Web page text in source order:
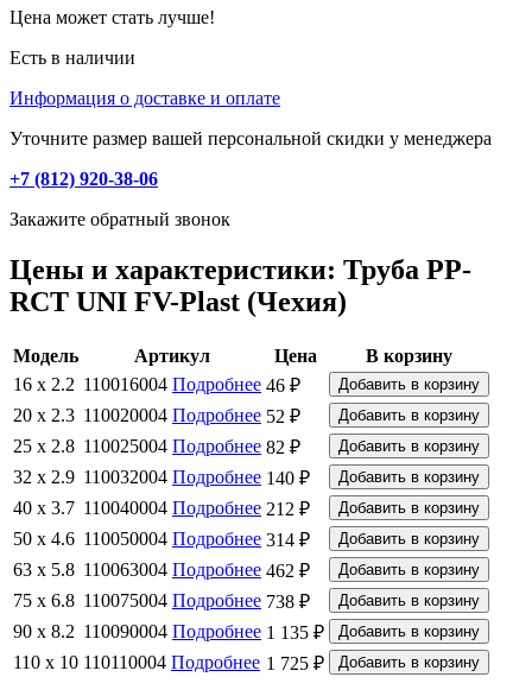
Цена может стать лучше!
Есть в наличии
Информация о доставке и оплате
Уточните размер вашей персональной скидки у менеджера
+7 (812) 920-38-06
Закажите обратный звонок
Цены и характеристики: Труба PP-
RCT UNI FV-Plast (Чехия)
Модель Артикул Цена
В корзину
16 x 2.2 110016004 Подробнее 46 ₽
20 x 2.3 110020004 Подробнее 52 ₽
25 x 2.8 110025004 Подробнее 82 ₽
32 x 2.9 110032004 Подробнее 140 ₽
40 x 3.7 110040004 Подробнее 212 ₽
50 x 4.6 110050004 Подробнее 314 ₽
63 x 5.8 110063004 Подробнее 462 ₽
75 x 6.8 110075004 Подробнее 738 ₽
90 x 8.2 110090004 Подробнее 1 135 ₽
110 x 10 110110004 Подробнее 1 725 ₽